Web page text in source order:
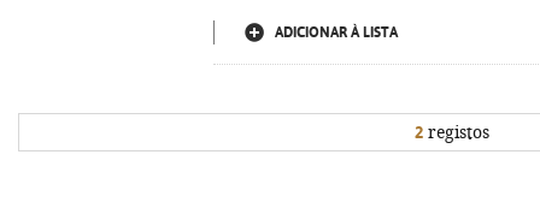
ADICIONAR À LISTA
2 registos